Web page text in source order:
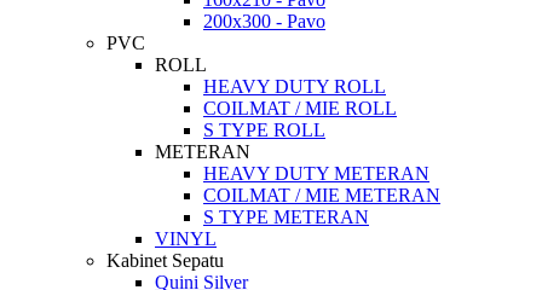
200x300 - Pavo
PVC
ROLL
HEAVY DUTY ROLL
COILMAT / MIE ROLL
S TYPE ROLL
METERAN
HEAVY DUTY METERAN
COILMAT / MIE METERAN
S TYPE METERAN
VINYL
Kabinet Sepatu
Quini Silver